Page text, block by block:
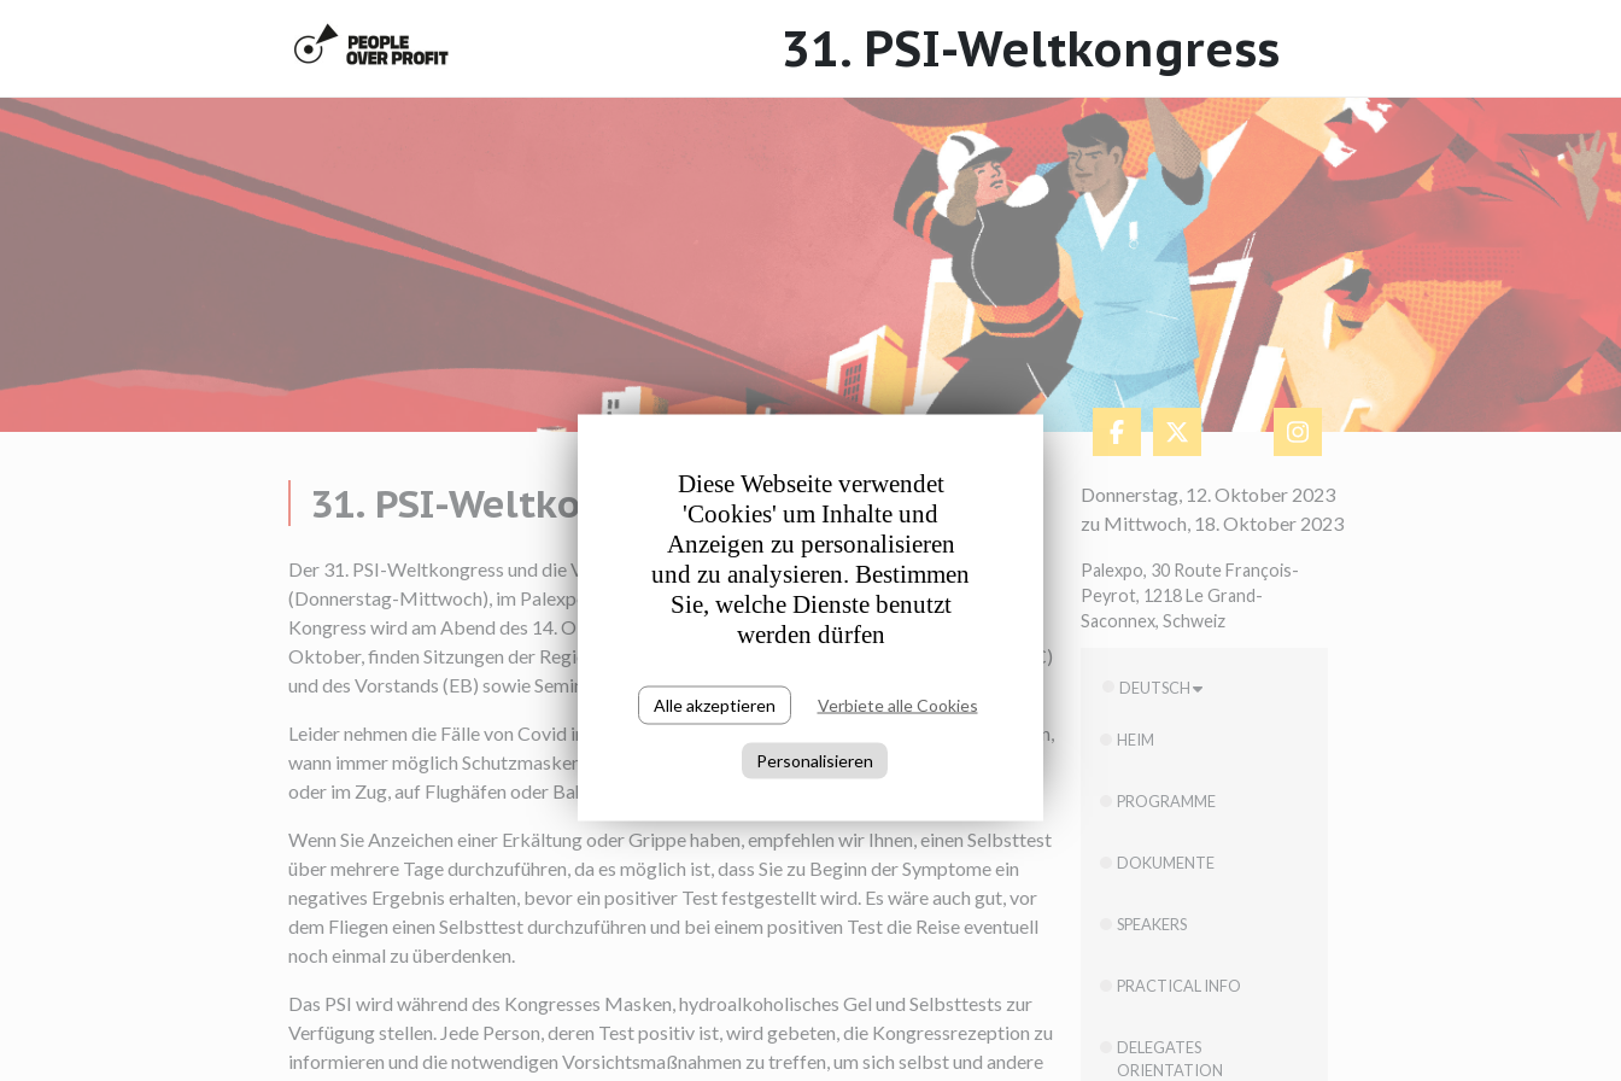
31. PSI-Weltkongress
31. PSI-Weltkongress
Der 31. PSI-Weltkongress und die Vorab-Sitzungen werden von 12. bis 18. Oktober 2023
(Donnerstag-Mittwoch), im Palexpo Convention Centre in Genf, Schweiz, stattfinden.Der
Kongress wird am Abend des 14. Oktober 2023 eröffnet. Vor dem Kongress, von 12. bis 14.
Oktober, finden Sitzungen der Regionalvorstände (RECs), des Weltfrauenausschusses (WOC)
und des Vorstands (EB) sowie Seminare für Junge ArbeitnehmerInnen statt.
Leider nehmen die Fälle von Covid im Vorfeld des Kongresses wieder zu. Wir empfehlen Ihnen,
wann immer möglich Schutzmasken zu tragen, wenn Sie unterwegs sind, sei es im Flugzeug
oder im Zug, auf Flughäfen oder Bahnhöfen.
Wenn Sie Anzeichen einer Erkältung oder Grippe haben, empfehlen wir Ihnen, einen Selbsttest
über mehrere Tage durchzuführen, da es möglich ist, dass Sie zu Beginn der Symptome ein
negatives Ergebnis erhalten, bevor ein positiver Test festgestellt wird. Es wäre auch gut, vor
dem Fliegen einen Selbsttest durchzuführen und bei einem positiven Test die Reise eventuell
noch einmal zu überdenken.
Das PSI wird während des Kongresses Masken, hydroalkoholisches Gel und Selbsttests zur
Verfügung stellen. Jede Person, deren Test positiv ist, wird gebeten, die Kongressrezeption zu
informieren und die notwendigen Vorsichtsmaßnahmen zu treffen, um sich selbst und andere
​Donnerstag, 12. Oktober 2023
zu Mittwoch, 18. Oktober 2023
Palexpo, 30 Route François-
Peyrot, 1218 Le Grand-
Saconnex, Schweiz
HEIM
PROGRAMME
DOKUMENTE
SPEAKERS
PRACTICAL INFO
DELEGATES
ORIENTATION
DEUTSCH
Diese Webseite verwendet
'Cookies' um Inhalte und
Anzeigen zu personalisieren
und zu analysieren. Bestimmen
Sie, welche Dienste benutzt
werden dürfen
Alle akzeptieren Verbiete alle Cookies
Personalisieren